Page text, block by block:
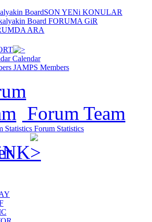
SON YENi KONULAR
FORUMA GiR
ARA
Calendar
Members
Forum Team
Forum Statistics